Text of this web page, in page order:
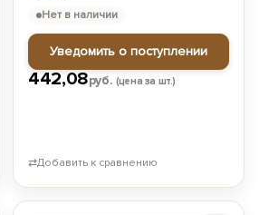
442,08руб. (цена за шт.)
Нет в наличии
Уведомить о поступлении
⇄Добавить к сравнению